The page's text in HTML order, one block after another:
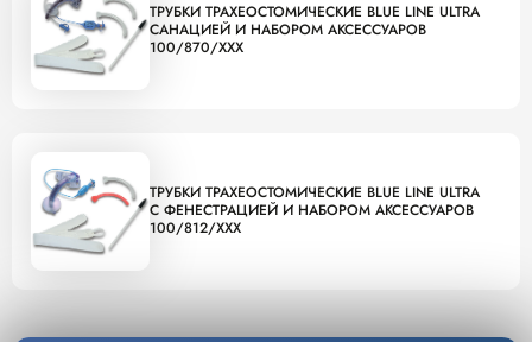
ТРУБКИ ТРАХЕОСТОМИЧЕСКИЕ BLUE LINE ULTRA
САНАЦИЕЙ И НАБОРОМ АКСЕССУАРОВ
100/870/XXX
ТРУБКИ ТРАХЕОСТОМИЧЕСКИЕ BLUE LINE ULTRA
С ФЕНЕСТРАЦИЕЙ И НАБОРОМ АКСЕССУАРОВ
100/812/XXX